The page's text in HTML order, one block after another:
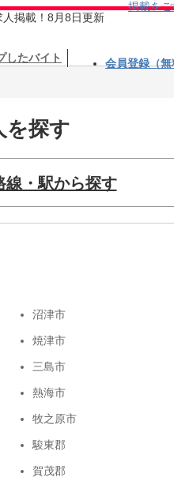
人掲載！8月8日更新
掲載を
したバイト 会員登録（無
を探す
・駅から探す
沼津市
焼津市
三島市
熱海市
牧之原市
駿東郡
賀茂郡